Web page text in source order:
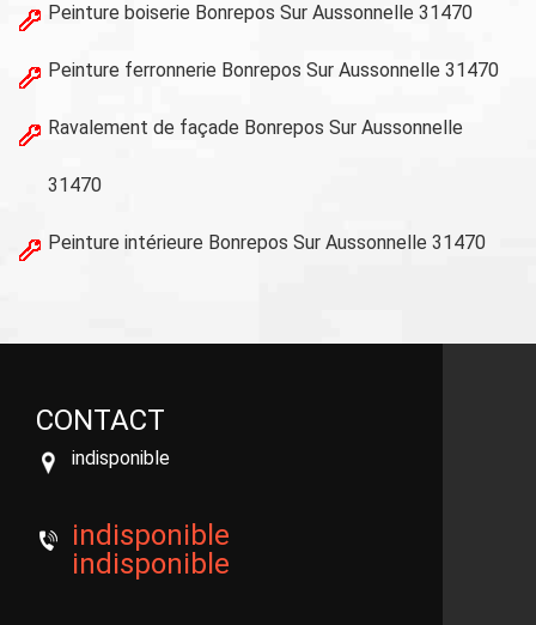
Peinture boiserie Bonrepos Sur Aussonnelle 31470
Peinture ferronnerie Bonrepos Sur Aussonnelle 31470
Ravalement de façade Bonrepos Sur Aussonnelle
31470
Peinture intérieure Bonrepos Sur Aussonnelle 31470
CONTACT
indisponible
indisponible
indisponible